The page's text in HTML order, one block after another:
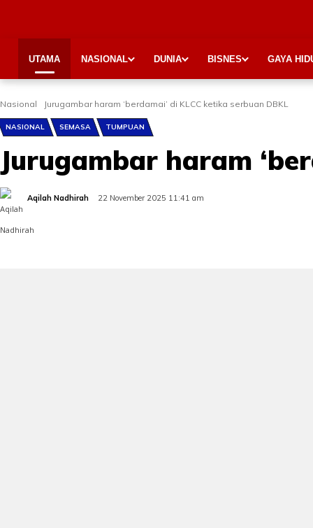
UTAMA NASIONAL DUNIA BISNES GAYA
Nasional Jurugambar haram ‘berdamai’ di KLCC ketika serbuan DBKL
NASIONAL SEMASA TUMPUAN
Jurugambar haram
Aqilah Nadhirah 22 November 2025 11:41 am